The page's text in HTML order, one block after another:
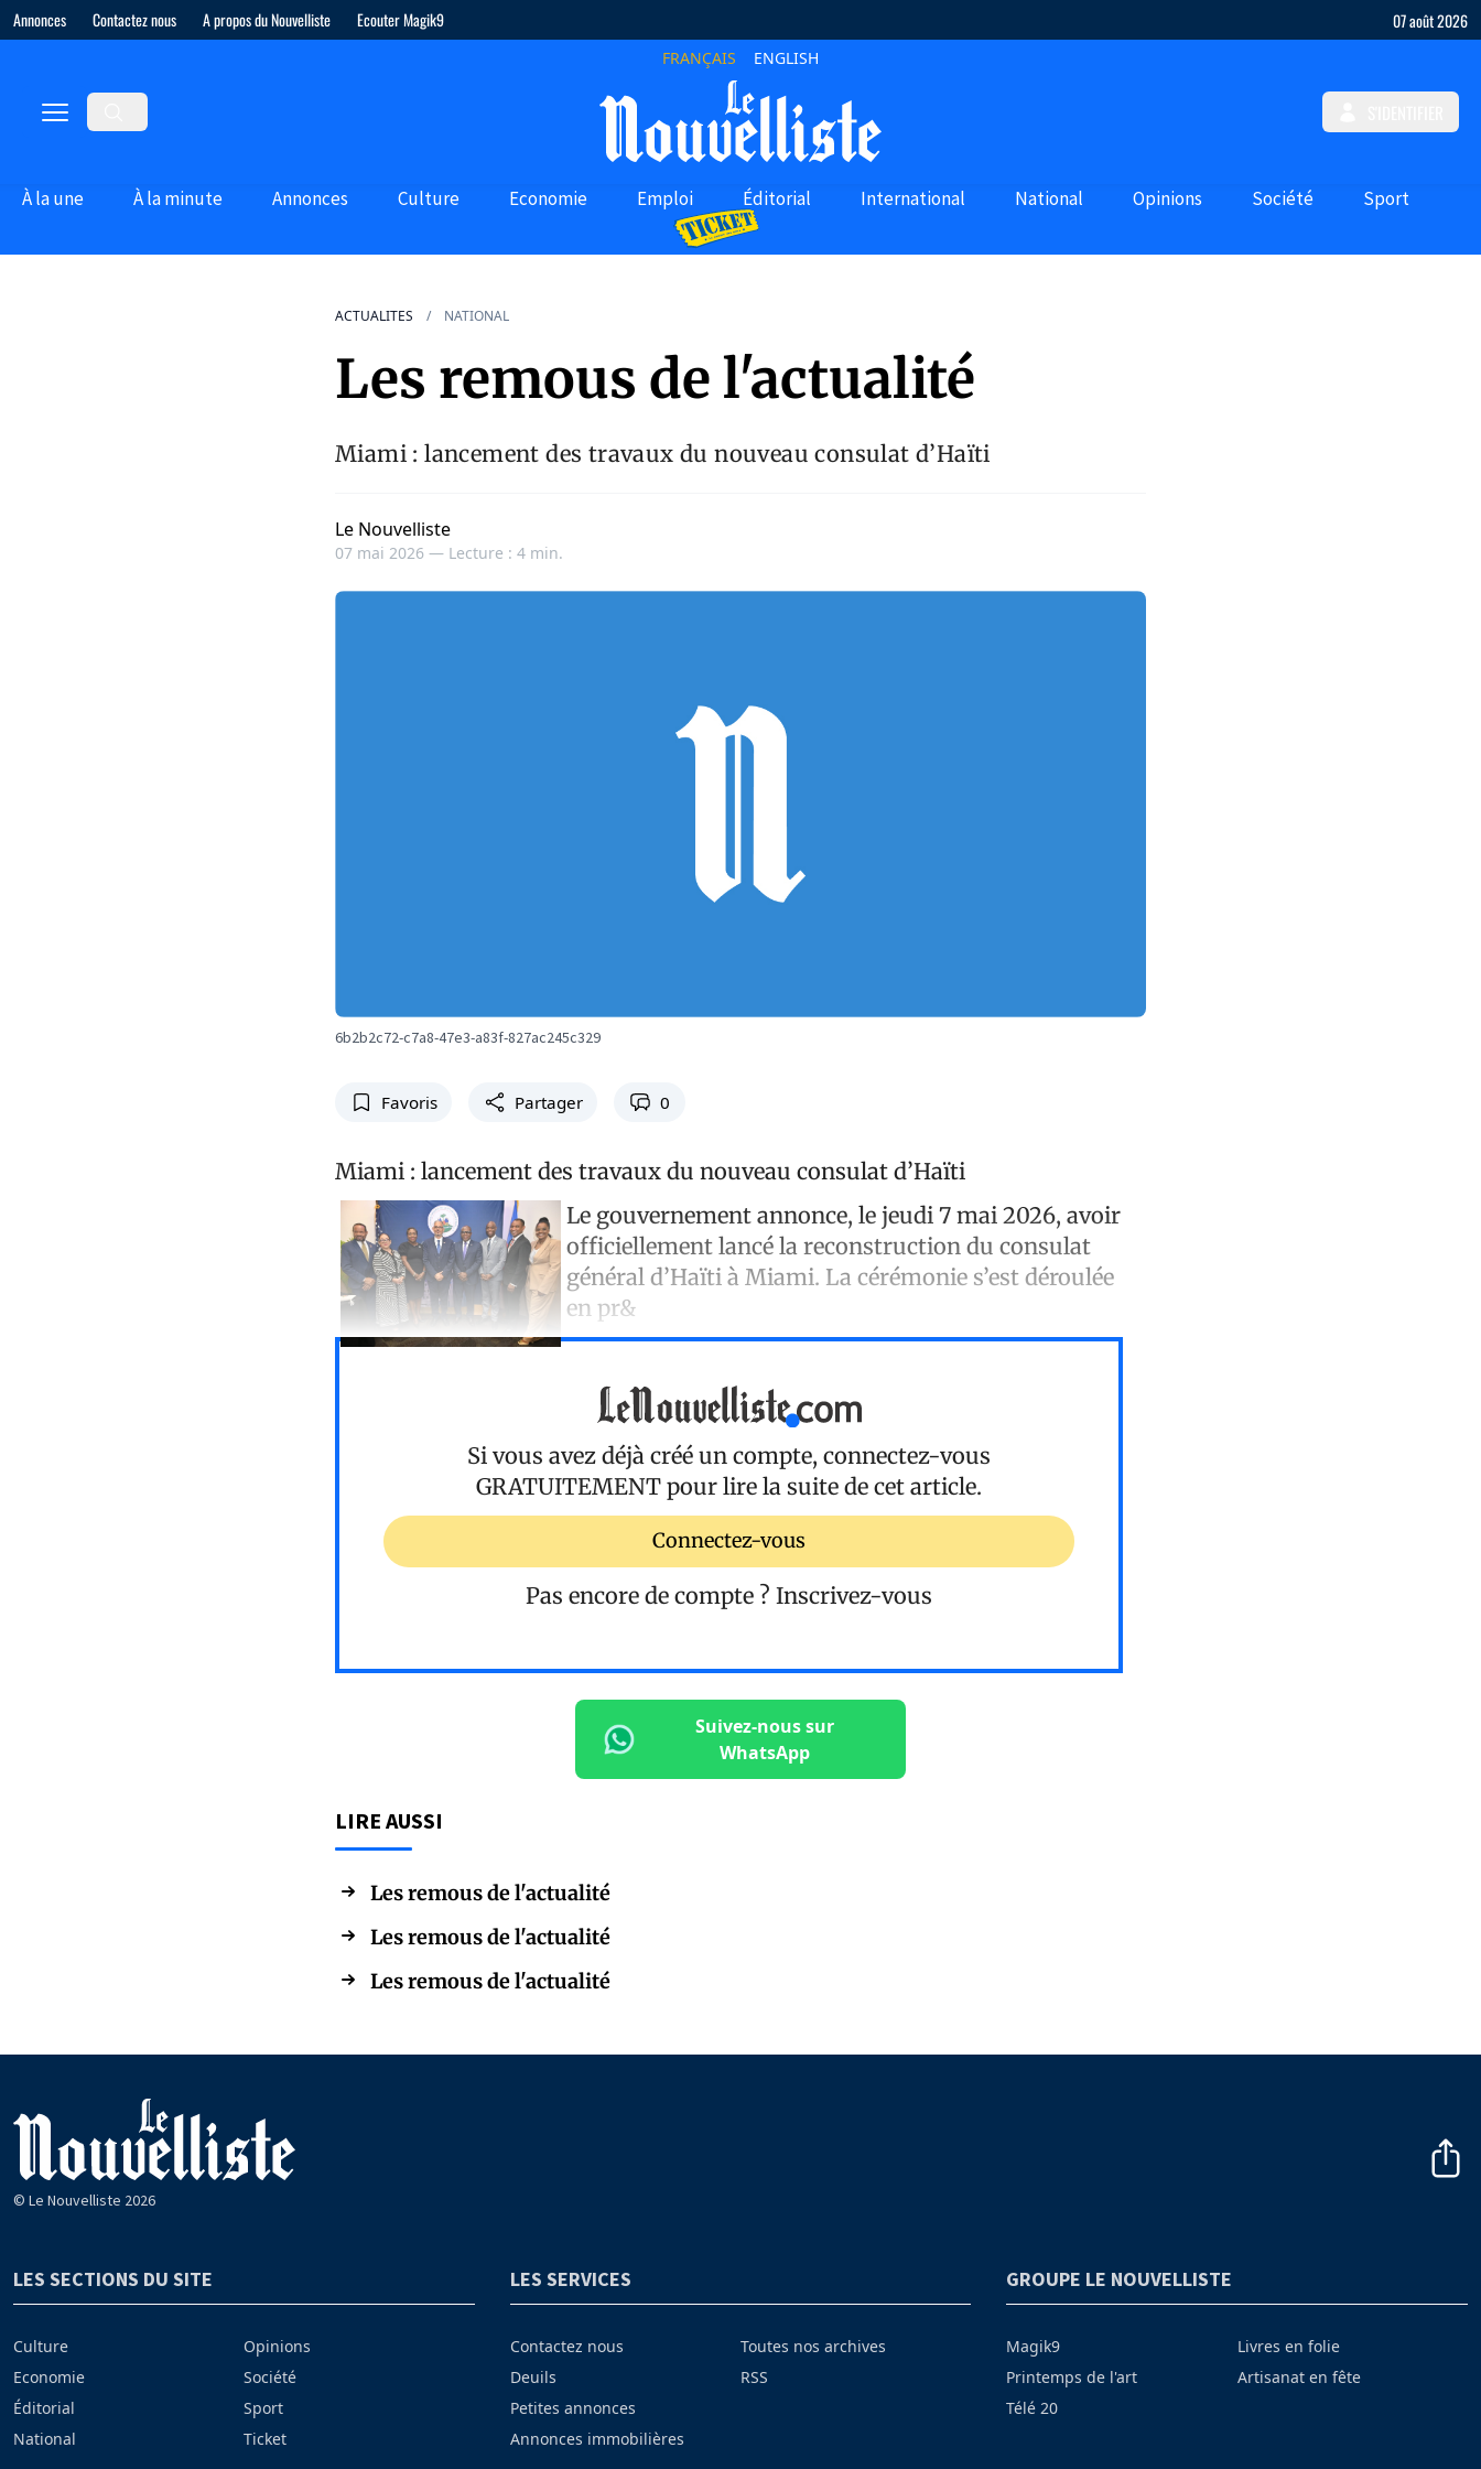
Annonces Contactez nous A propos du Nouvelliste Ecouter Magik9 07 août 2026
FRANÇAIS ENGLISH
À la une À la minute Annonces Culture Economie Emploi Éditorial International National Opinions Société Sport
ACTUALITES NATIONAL
Les remous de l'actualité
Miami : lancement des travaux du nouveau consulat d’Haïti
Le Nouvelliste
07 mai 2026 — Lecture : 4 min.
6b2b2c72-c7a8-47e3-a83f-827ac245c329
Favoris Partager 0
Miami : lancement des travaux du nouveau consulat d’Haïti
Le gouvernement annonce, le jeudi 7 mai 2026, avoir
officiellement lancé la reconstruction du consulat
général d’Haïti à Miami. La cérémonie s’est déroulée
en pr&
Si vous avez déjà créé un compte, connectez-vous
GRATUITEMENT pour lire la suite de cet article.
Connectez-vous
Pas encore de compte ? Inscrivez-vous
Suivez-nous sur
WhatsApp
LIRE AUSSI
Les remous de l'actualité
Les remous de l'actualité
Les remous de l'actualité
© Le Nouvelliste 2026
LES SECTIONS DU SITE
Culture
Economie
Éditorial
National
Opinions
Société
Sport
Ticket
LES SERVICES
Contactez nous
Deuils
Petites annonces
Annonces immobilières
Toutes nos archives
RSS
GROUPE LE NOUVELLISTE
Magik9
Printemps de l'art
Télé 20
Livres en folie
Artisanat en fête